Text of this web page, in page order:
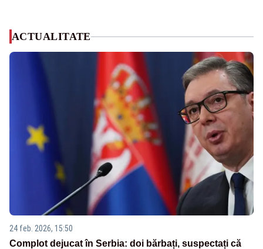
ACTUALITATE
24 feb. 2026, 15:50
Complot dejucat în Serbia: doi bărbați, suspectați că